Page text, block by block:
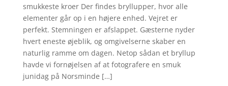
smukkeste kroer Der findes bryllupper, hvor alle
elementer går op i en højere enhed. Vejret er
perfekt. Stemningen er afslappet. Gæsterne nyder
hvert eneste øjeblik, og omgivelserne skaber en
naturlig ramme om dagen. Netop sådan et bryllup
havde vi fornøjelsen af at fotografere en smuk
junidag på Norsminde […]